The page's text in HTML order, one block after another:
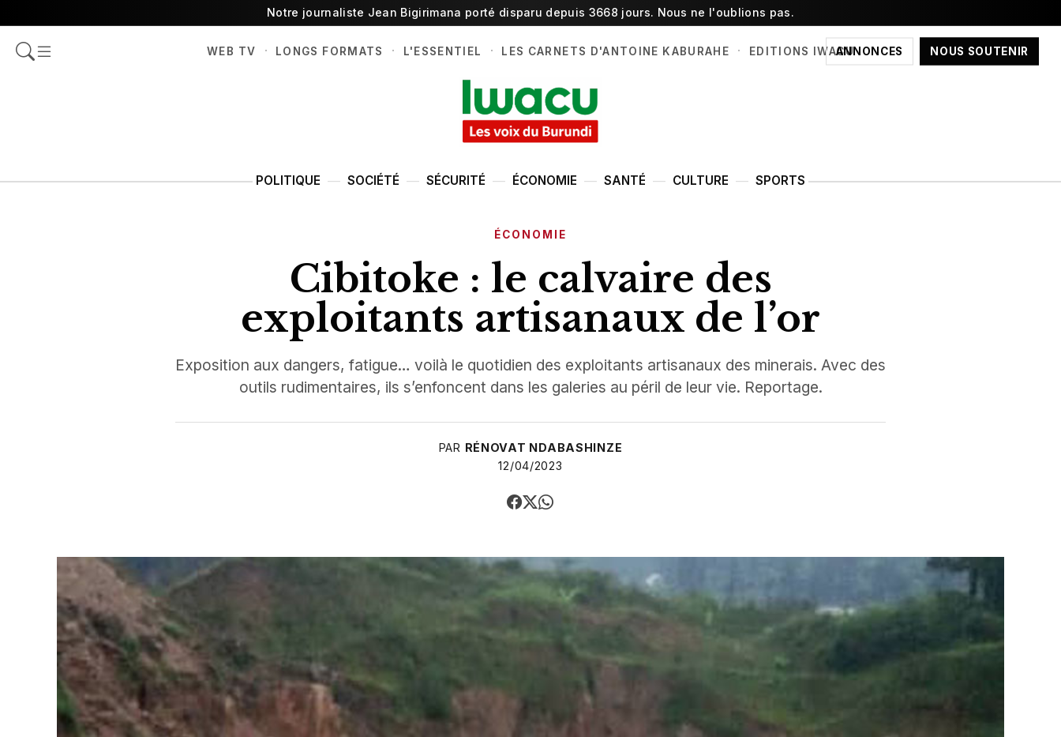
Notre journaliste Jean Bigirimana porté disparu depuis 3668 jours. Nous ne l'oublions pas.
ANNONCES NOUS SOUTENIR
WEB TV · LONGS FORMATS · L'ESSENTIEL · LES CARNETS D'ANTOINE KABURAHE · EDITIONS IWACU
POLITIQUE SOCIÉTÉ SÉCURITÉ ÉCONOMIE SANTÉ CULTURE SPORTS
ÉCONOMIE
Cibitoke : le calvaire des
exploitants artisanaux de l’or
Exposition aux dangers, fatigue… voilà le quotidien des exploitants artisanaux des minerais. Avec des
outils rudimentaires, ils s’enfoncent dans les galeries au péril de leur vie. Reportage.
PAR RÉNOVAT NDABASHINZE
12/04/2023